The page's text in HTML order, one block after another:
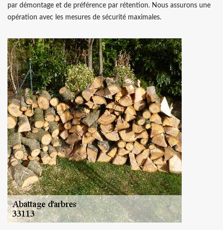
par démontage et de préférence par rétention. Nous assurons une
opération avec les mesures de sécurité maximales.